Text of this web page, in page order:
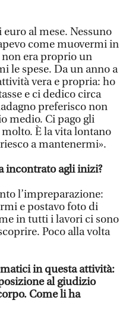
al mese. Nessuno
come muovermi in
non era proprio un
le spese. Da un anno a
vera e propria: ho
e ci dedico circa
preferisco non
medio. Ci pago gli
È la vita lontano
a mantenermi».
incontrato agli inizi?
l’impreparazione:
e postavo foto di
in tutti i lavori ci sono
Poco alla volta
in questa attività:
al giudizio
Come li ha